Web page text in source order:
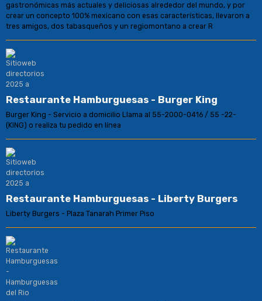
gastronómicas más actuales y deliciosas alrededor del mundo, y por
crear un concepto 100% mexicano con esas características, llevaron a
tres amigos, dos tabasqueños y un regiomontano a crear R
Restaurante Hamburguesas - Burger King
Burger King - Servicio a domicilio Llama al 55-2000-0416 / 55 -22-
(KING) o realiza tu pedido en línea
Restaurante Hamburguesas - Liberty Burgers
Liberty Burgers - Plaza Tanarah Primer Piso